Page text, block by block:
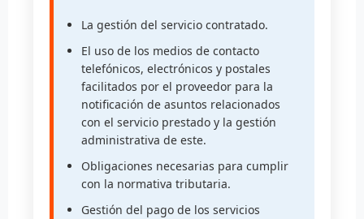
La gestión del servicio contratado.
El uso de los medios de contacto
telefónicos, electrónicos y postales
facilitados por el proveedor para la
notificación de asuntos relacionados
con el servicio prestado y la gestión
administrativa de este.
Obligaciones necesarias para cumplir
con la normativa tributaria.
Gestión del pago de los servicios